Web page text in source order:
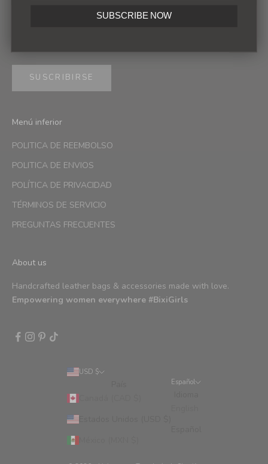
SUSCRIBIRSE
Menú inferior
POLITICA DE REEMBOLSO
POLITICA DE ENVIOS
POLÍTICA DE PRIVACIDAD
TÉRMINOS DE SERVICIO
PREGUNTAS FRECUENTES
About us
Handcrafted leather bags & accessories made with love.
Empowering women everywhere #BixiGirls
USD $
Estados Unidos (USD $)
Español
SUBSCRIBE NOW